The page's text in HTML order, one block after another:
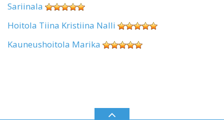
Sariinala
Hoitola Tiina Kristiina Nalli
Kauneushoitola Marika